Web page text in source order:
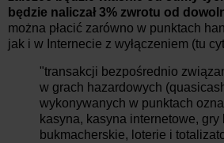
będzie naliczał 3% zwrotu od
można płacić zarówno w punktach
jak i w Internecie z wyłączeniem (tu
"transakcji bezpośrednio
w grach hazardowych
wykonywanych w punktach
kasyna, kasyna internetowe, gry
bukmacherskie, loterie i